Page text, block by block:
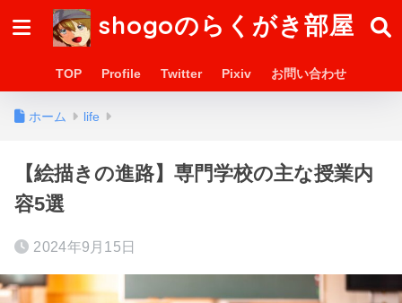
shogoのらくがき部屋
TOP Profile Twitter Pixiv お問い合わせ
ホーム life
【絵描きの進路】専門学校の主な授業内
容5選
2024年9月15日